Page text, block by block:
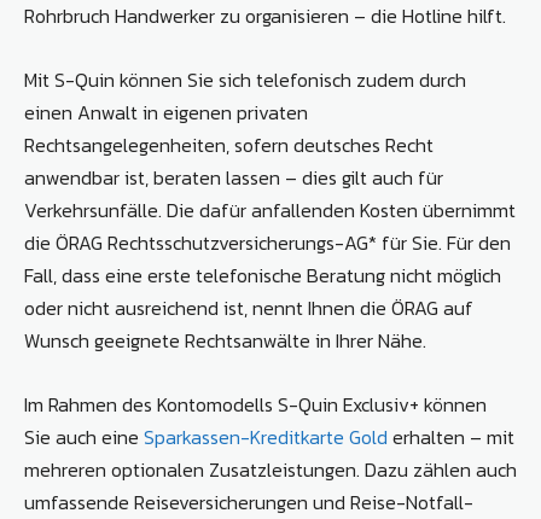
Rohrbruch Handwerker zu organisieren – die Hotline hilft.
Mit S-Quin können Sie sich telefonisch zudem durch
einen Anwalt in eigenen privaten
Rechtsangelegenheiten, sofern deutsches Recht
anwendbar ist, beraten lassen – dies gilt auch für
Verkehrsunfälle. Die dafür anfallenden Kosten übernimmt
die ÖRAG Rechtsschutzversicherungs-AG* für Sie. Für den
Fall, dass eine erste telefonische Beratung nicht möglich
oder nicht ausreichend ist, nennt Ihnen die ÖRAG auf
Wunsch geeignete Rechtsanwälte in Ihrer Nähe.
Im Rahmen des Kontomodells S-Quin Exclusiv+ können
Sie auch eine Sparkassen-Kreditkarte Gold erhalten – mit
mehreren optionalen Zusatzleistungen. Dazu zählen auch
umfassende Reise­versicherungen und Reise-Notfall­